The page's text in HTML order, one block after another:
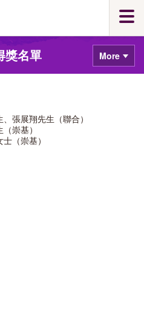
獎名單 More
張展翔先生（聯合）
崇基）
（崇基）